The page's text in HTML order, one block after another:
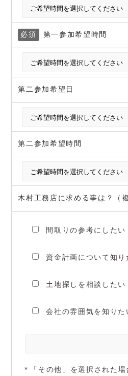
必須 第一参加希望時間
第二参加希望日
第二参加希望時間
木村工務店に求める事は？（
間取りの参考にしたい
資金計画について知り
土地探しを相談したい
会社の雰囲気を知りた
＊「その他」を選択された場